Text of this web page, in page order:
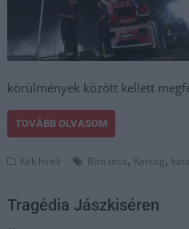
körülmények között kellett
TOVÁBB OLVASOM
Kék hírek Bíró utca, Karcag,
Tragédia Jászkiséren